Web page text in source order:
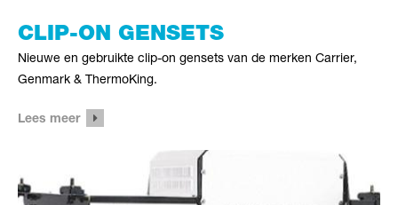
CLIP-ON GENSETS
Nieuwe en gebruikte clip-on gensets van de merken Carrier,
Genmark & ThermoKing.
Lees meer